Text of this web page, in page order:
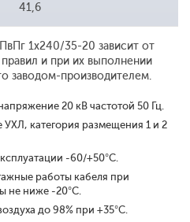
41,6
1x240/35-20 зависит от
и при их выполнении
заводом-производителем.
20 кВ частотой 50 Гц.
категория размещения 1 и 2
-60/+50°С.
работы кабеля при
не ниже -20°С.
до 98% при +35°С.